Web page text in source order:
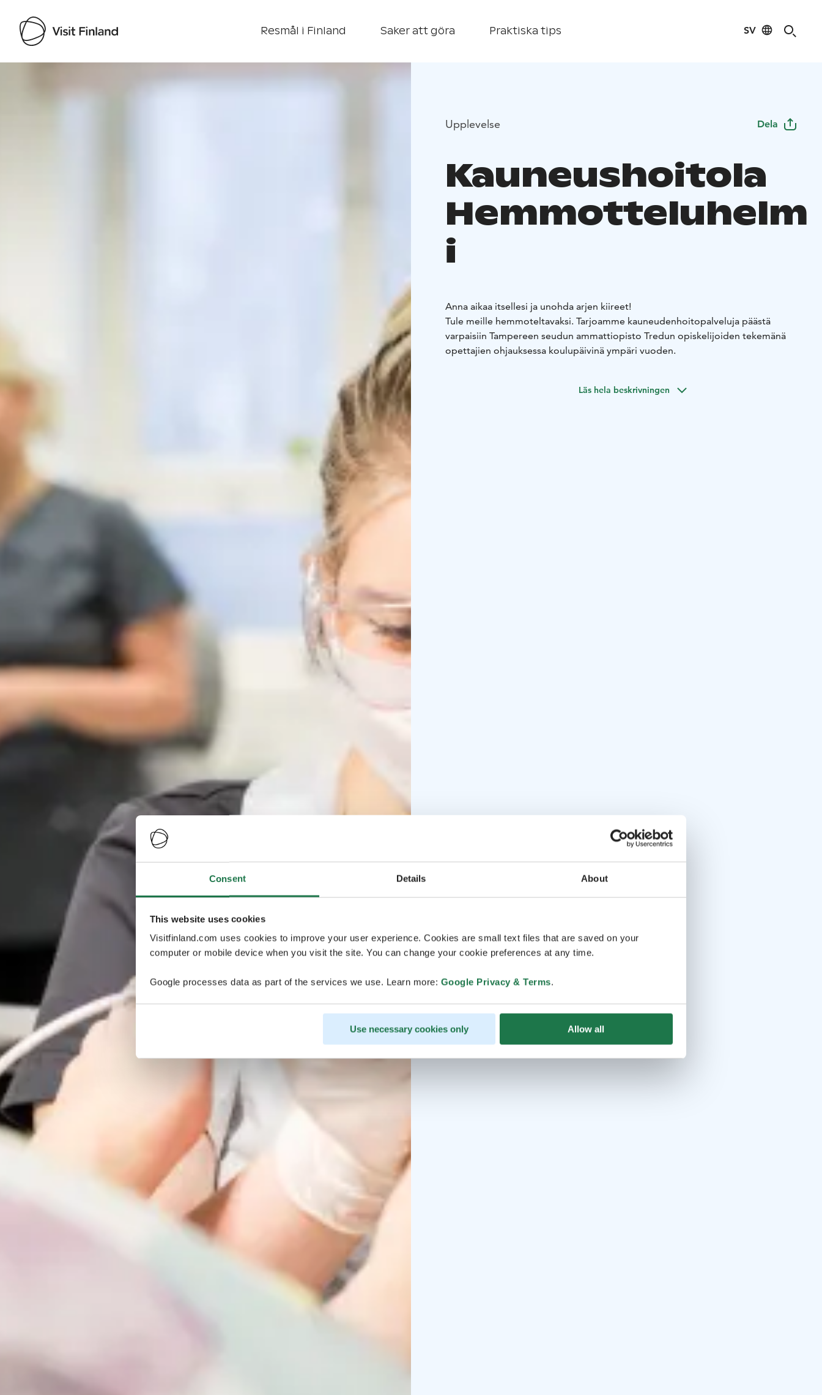
Consent Details About
This website uses cookies
Visitfinland.com uses cookies to improve your user experience. Cookies are small text files that are saved on your
computer or mobile device when you visit the site. You can change your cookie preferences at any time.
Google processes data as part of the services we use. Learn more: Google Privacy & Terms.
Use necessary cookies only Allow all
Resmål i Finland Saker att göra Praktiska tips SV
Visit Finland
Upplevelse Dela
Kauneushoitola
Hemmotteluhelm
i
Anna aikaa itsellesi ja unohda arjen kiireet!
Tule meille hemmoteltavaksi. Tarjoamme kauneudenhoitopalveluja päästä
varpaisiin Tampereen seudun ammattiopisto Tredun opiskelijoiden tekemänä
opettajien ohjauksessa koulupäivinä ympäri vuoden.
Läs hela beskrivningen